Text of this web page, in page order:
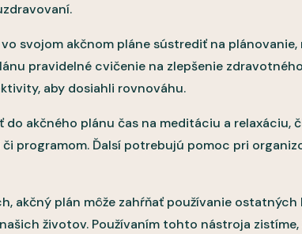
svojom akčnom pláne sústrediť na
pravidelné cvičenie na zlepšenie
aby dosiahli rovnováhu.
do akčného plánu čas na meditáciu a
programom. Ďalsí potrebujú pomoc pri
akčný plán môže zahŕňať používanie
životov. Používaním tohto nástroja